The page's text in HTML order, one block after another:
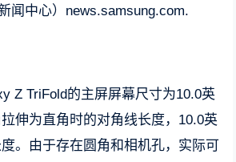
闻中心）news.samsung.com.
Z TriFold的主屏屏幕尺寸为10.0英
伸为直角时的对角线长度，10.0英
。由于存在圆角和相机孔，实际可